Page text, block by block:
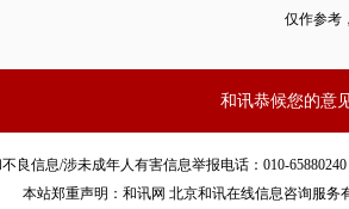
仅作参考
和讯恭候您的意
良信息/涉未成年人有害信息举报电话：010-
本站郑重声明：和讯网 北京和讯在线信息咨询服